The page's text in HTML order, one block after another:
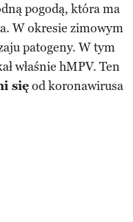
pogodą, która ma
W okresie zimowym
patogeny. W tym
właśnie hMPV. Ten
sięod koronawirusa